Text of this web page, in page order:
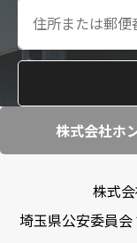
株式会社ホ
株式
埼玉県公安委員